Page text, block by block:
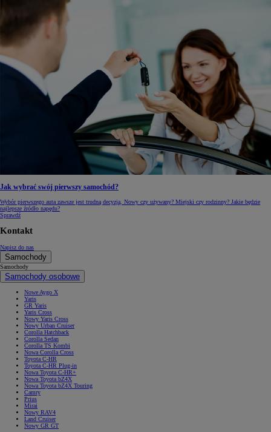
Jak wybrać swój pierwszy samochód?
Wybór pierwszego auta zawsze jest trudną decyzją. Nowy czy używany? Miejski czy rodzinny? Jakie będzie
najlepsze źródło napędu?
Sprawdź
Kontakt
Napisz do nas
Samochody
Samochody
Samochody osobowe
Nowe Aygo X
Yaris
GR Yaris
Yaris Cross
Nowy Yaris Cross
Nowy Urban Cruiser
Corolla Hatchback
Corolla Sedan
Corolla TS Kombi
Nowa Corolla Cross
Toyota C-HR
Toyota C-HR Plug-in
Nowa Toyota C-HR+
Nowa Toyota bZ4X
Nowa Toyota bZ4X Touring
Camry
Prius
Mirai
Nowy RAV4
Land Cruiser
Nowy GR GT